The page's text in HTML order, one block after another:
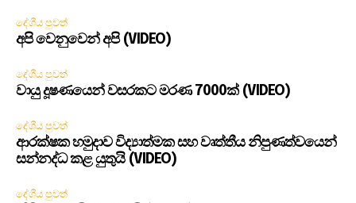
දේශීය පුවත්
අපි වෙනුවෙන් අපි (VIDEO)
දේශීය පුවත්
වායු දූෂණයෙන් වසරකට මරණ 7000ක් (VIDEO)
දේශීය පුවත්
ආරක්ෂක හමුදාව විද්‍යාත්මක සහ වෘත්තීය නිපුණත්වයෙන්
සන්නද්ධ කළ යුතුයි (VIDEO)
දේශීය පුවත්